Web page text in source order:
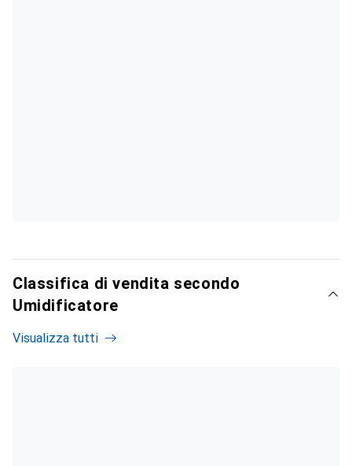
Classifica di vendita secondo
Umidificatore
Visualizza tutti